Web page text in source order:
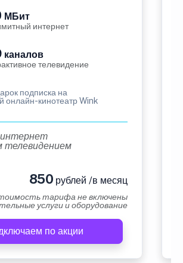
МБит
интернет
каналов
телевидение
подписка на
онлайн-кинотеатр Wink
телевидением
850 рублей /в месяц
тарифа не включены
услуги и оборудование
по акции